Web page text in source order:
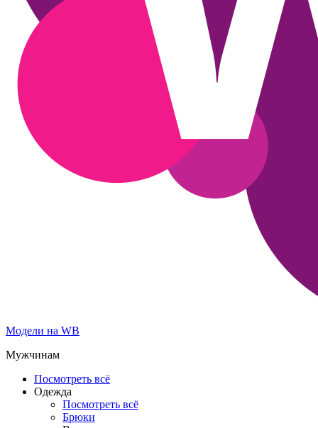
Модели на WB
Мужчинам
Посмотреть всё
Одежда
Посмотреть всё
Брюки